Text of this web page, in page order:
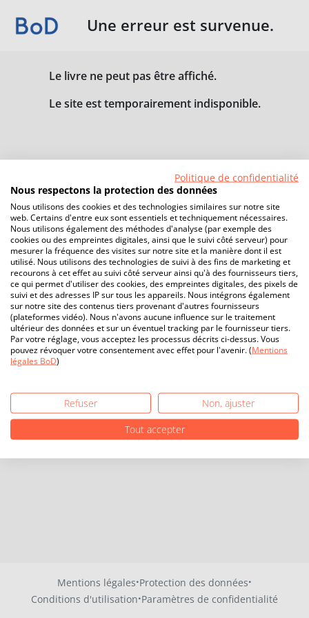
Une erreur est survenue.
Le livre ne peut pas être affiché.
Le site est temporairement indisponible.
Mentions légales·Protection des données·
Conditions d'utilisation·Paramètres de confidentialité
Politique de confidentialité
Nous respectons la protection des données
Nous utilisons des cookies et des technologies similaires sur notre site
web. Certains d'entre eux sont essentiels et techniquement nécessaires.
Nous utilisons également des méthodes d'analyse (par exemple des
cookies ou des empreintes digitales, ainsi que le suivi côté serveur) pour
mesurer la fréquence des visites sur notre site et la manière dont il est
utilisé. Nous utilisons des technologies de suivi à des fins de marketing et
recourons à cet effet au suivi côté serveur ainsi qu'à des fournisseurs tiers,
ce qui permet d'utiliser des cookies, des empreintes digitales, des pixels de
suivi et des adresses IP sur tous les appareils. Nous intégrons également
sur notre site des contenus tiers provenant d'autres fournisseurs
(plateformes vidéo). Nous n'avons aucune influence sur le traitement
ultérieur des données et sur un éventuel tracking par le fournisseur tiers.
Par votre réglage, vous acceptez les processus décrits ci-dessus. Vous
pouvez révoquer votre consentement avec effet pour l'avenir. (Mentions
légales BoD)
Refuser
Non, ajuster
Tout accepter